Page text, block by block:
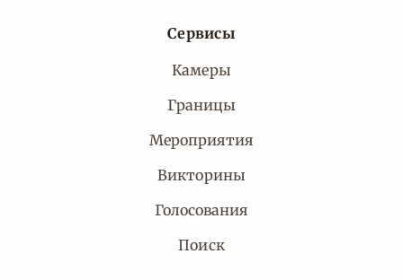
Сервисы
Камеры
Границы
Мероприятия
Викторины
Голосования
Поиск